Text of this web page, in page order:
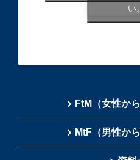
い。
FtM（女性か
MtF（男性か